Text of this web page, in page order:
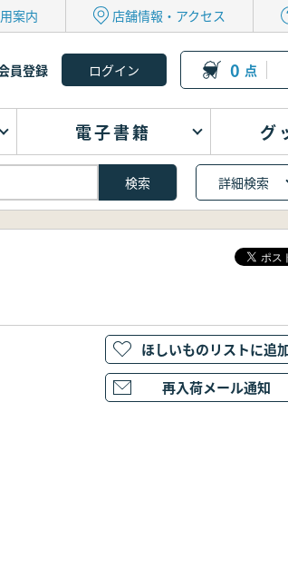
案内 店舗情報・アクセス
員登録 0 点
電子書籍 グ
詳細検索
ほしいものリストに追
再入荷メール通知